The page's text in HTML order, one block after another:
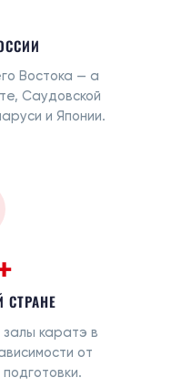
Востока — а
Саудовской
и Японии.
СТРАНЕ
каратэ в
от